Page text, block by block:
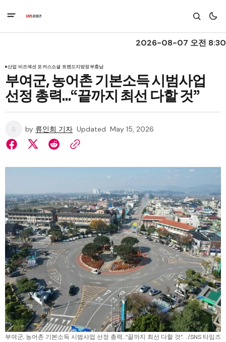
2026-08-07 오전 8:30
산업 비즈섹션 포커스소셜 트렌드지방정부충남
부여군, 농어촌 기본소득 시범사업
선정 총력...“끝까지 최선 다할 것”
by 류인희 기자 Updated May 15, 2026
부여군, 농어촌 기본소득 시범사업 선정 총력...“끝까지 최선 다할 것”. . /SNS 타임즈